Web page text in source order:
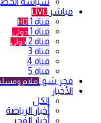
مباشر LIVE
قناة 1 HD
قناة 1 دولي
قناة 2 دولي
قناة 3
قناة 4
قناة 5
فجر شو أفلام
الأخبار
الكل
أخبار الرياضة
أخبار الفجر